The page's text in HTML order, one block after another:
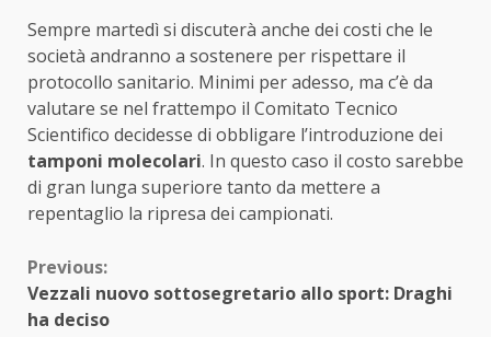
Sempre martedì si discuterà anche dei costi che le
società andranno a sostenere per rispettare il
protocollo sanitario. Minimi per adesso, ma c’è da
valutare se nel frattempo il Comitato Tecnico
Scientifico decidesse di obbligare l’introduzione dei
tamponi molecolari. In questo caso il costo sarebbe
di gran lunga superiore tanto da mettere a
repentaglio la ripresa dei campionati.
Continue
Reading
Previous:
Vezzali nuovo sottosegretario allo sport: Draghi
ha deciso